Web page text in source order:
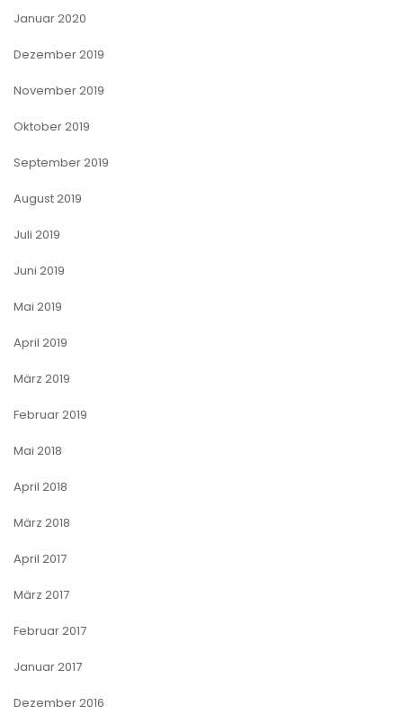
Januar 2020
Dezember 2019
November 2019
Oktober 2019
September 2019
August 2019
Juli 2019
Juni 2019
Mai 2019
April 2019
März 2019
Februar 2019
Mai 2018
April 2018
März 2018
April 2017
März 2017
Februar 2017
Januar 2017
Dezember 2016